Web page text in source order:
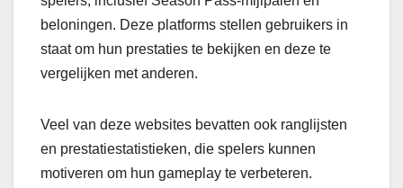
beloningen. Deze platforms stellen gebruikers in
staat om hun prestaties te bekijken en deze te
vergelijken met anderen.
Veel van deze websites bevatten ook ranglijsten
en prestatiestatistieken, die spelers kunnen
motiveren om hun gameplay te verbeteren.